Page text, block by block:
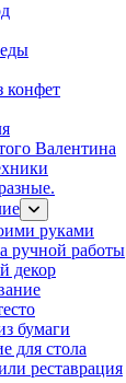
конфет
Валентина
руками
ручной работы
декор
бумаги
для стола
реставрация